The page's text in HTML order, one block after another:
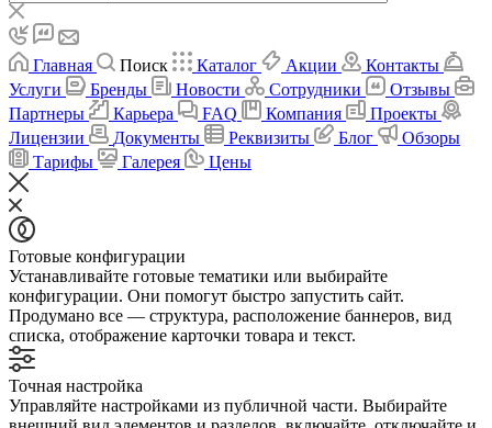
Главная Поиск Каталог Акции
Контакты
Услуги
Бренды Новости Сотрудники
Отзывы
Партнеры
Карьера FAQ Компания
Проекты
Лицензии
Документы Реквизиты Блог
Обзоры
Тарифы
Галерея Цены
Готовые конфигурации
Устанавливайте готовые тематики или выбирайте
конфигурации. Они помогут быстро запустить сайт.
Продумано все — структура, расположение баннеров, вид
списка, отображение карточки товара и текст.
Точная настройка
Управляйте настройками из публичной части. Выбирайте